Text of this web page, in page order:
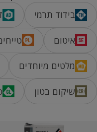
בידוד תרמי
איטום
מלטים מיוחדים
שיקום בטון